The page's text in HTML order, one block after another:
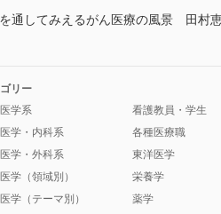
通してみえるがん医療の風景 田村
リー
学系
学・内科系
学・外科系
学（領域別）
学（テーマ別）
看護教員・学生
各種医療職
東洋医学
栄養学
薬学